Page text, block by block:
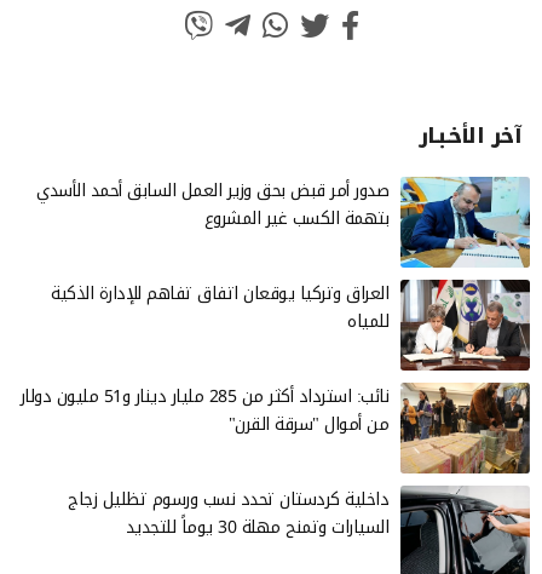
آخر الأخـبـار
صدور أمر قبض بحق وزير العمل السابق أحمد الأسدي
بتهمة الكسب غير المشروع
العراق وتركيا يوقعان اتفاق تفاهم للإدارة الذكية
للمياه
نائب: استرداد أكثر من 285 مليار دينار و51 مليون دولار
من أموال "سرقة القرن"
داخلية كردستان تحدد نسب ورسوم تظليل زجاج
السيارات وتمنح مهلة 30 يوماً للتجديد